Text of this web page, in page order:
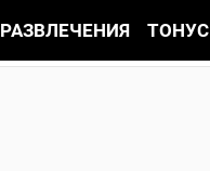
РАЗВЛЕЧЕНИЯ ТОНУС